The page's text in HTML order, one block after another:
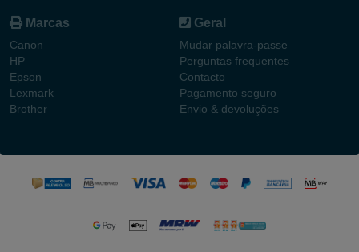
Marcas
Canon
HP
Epson
Lexmark
Brother
Geral
Mudar palavra-passe
Perguntas frequentes
Contacto
Pagamento seguro
Envio & devoluções